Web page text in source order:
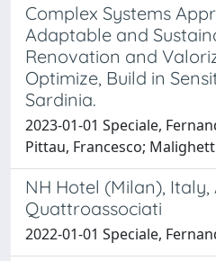
Complex Systems
Adaptable and
Renovation and
Optimize, Build in
Sardinia.
2023-01-01 Speciale,
Pittau, Francesco;
NH Hotel (Milan), Italy,
Quattroassociati
2022-01-01 Speciale,